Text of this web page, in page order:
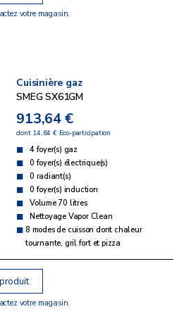
votre magasin.
Cuisinière gaz
SMEG SX61GM
913,64 €
dont 14,64 € Eco-participation
4 foyer(s) gaz
0 foyer(s) électrique(s)
0 radiant(s)
0 foyer(s) induction
Volume 70 litres
Nettoyage Vapor Clean
8 modes de cuisson dont chaleur
tournante, gril fort et pizza
votre magasin.